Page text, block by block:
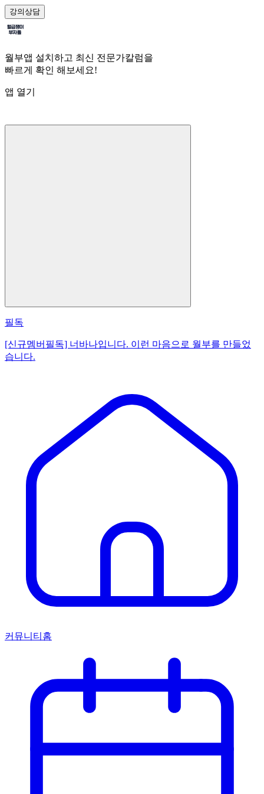
강의상담
월부앱 설치하고 최신 전문가칼럼을
빠르게 확인 해보세요!
앱 열기
필독
[신규멤버필독] 너바나입니다. 이런 마음으로 월부를 만들었
습니다.
커뮤니티홈